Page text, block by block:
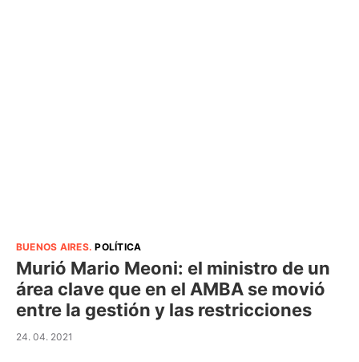
BUENOS AIRES.POLÍTICA
Murió Mario Meoni: el ministro de un
área clave que en el AMBA se movió
entre la gestión y las restricciones
24. 04. 2021